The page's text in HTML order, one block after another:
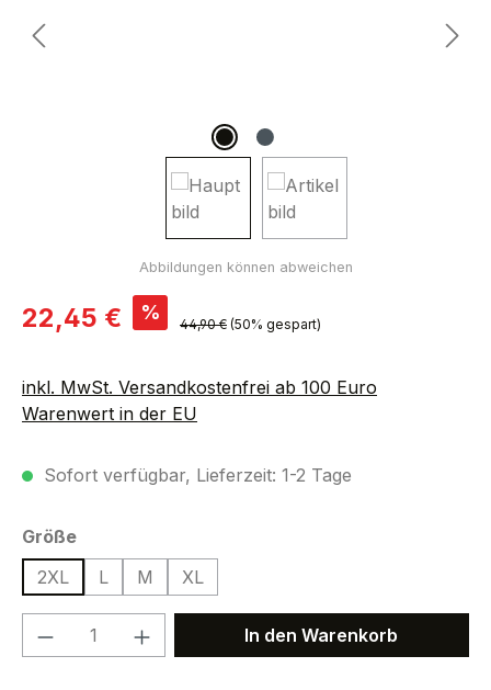
Verkaufspreis:
22,45 € % Regulärer Preis:
44,90 € (50% gespart)
inkl. MwSt. Versandkostenfrei ab 100 Euro
Warenwert in der EU
Sofort verfügbar, Lieferzeit: 1-2 Tage
Größeauswählen
2XL
L M XL
Produkt Anzahl: Gib denIn den Warenkorb